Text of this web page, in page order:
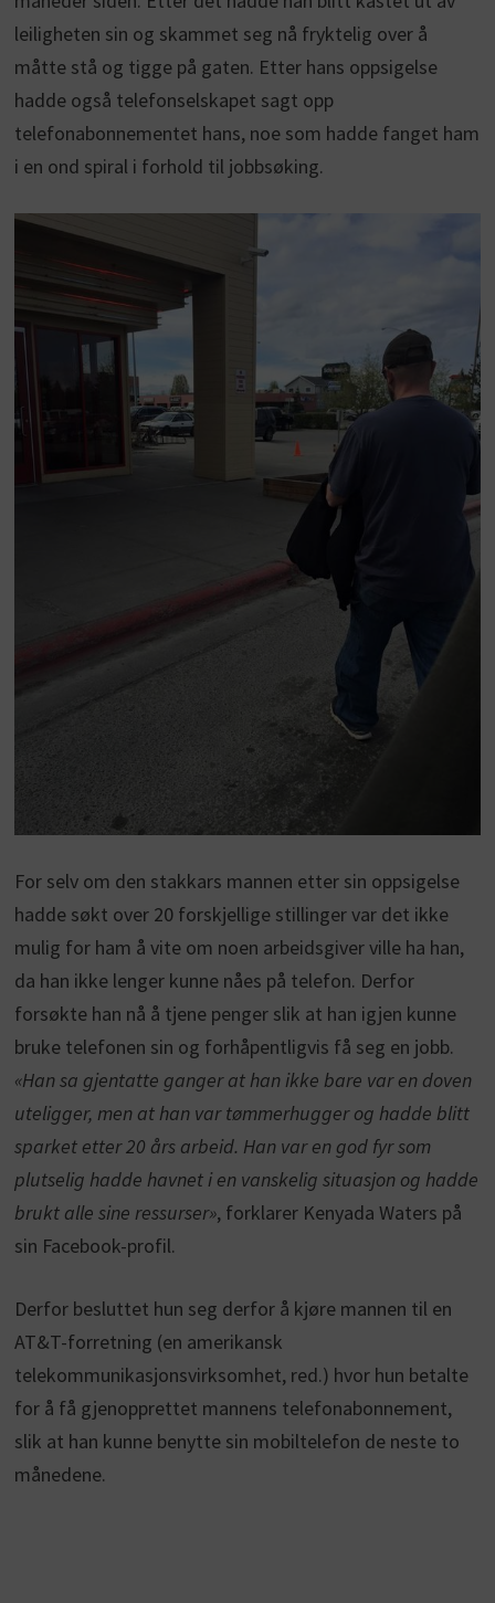
leiligheten sin og skammet seg nå fryktelig over å
måtte stå og tigge på gaten. Etter hans oppsigelse
hadde også telefonselskapet sagt opp
telefonabonnementet hans, noe som hadde fanget ham
i en ond spiral i forhold til jobbsøking.
For selv om den stakkars mannen etter sin oppsigelse
hadde søkt over 20 forskjellige stillinger var det ikke
mulig for ham å vite om noen arbeidsgiver ville ha han,
da han ikke lenger kunne nåes på telefon. Derfor
forsøkte han nå å tjene penger slik at han igjen kunne
bruke telefonen sin og forhåpentligvis få seg en jobb.
«Han sa gjentatte ganger at han ikke bare var en doven
uteligger, men at han var tømmerhugger og hadde blitt
sparket etter 20 års arbeid. Han var en god fyr som
plutselig hadde havnet i en vanskelig situasjon og hadde
brukt alle sine ressurser», forklarer Kenyada Waters på
sin Facebook-profil.
Derfor besluttet hun seg derfor å kjøre mannen til en
AT&T-forretning (en amerikansk
telekommunikasjonsvirksomhet, red.) hvor hun betalte
for å få gjenopprettet mannens telefonabonnement,
slik at han kunne benytte sin mobiltelefon de neste to
månedene.